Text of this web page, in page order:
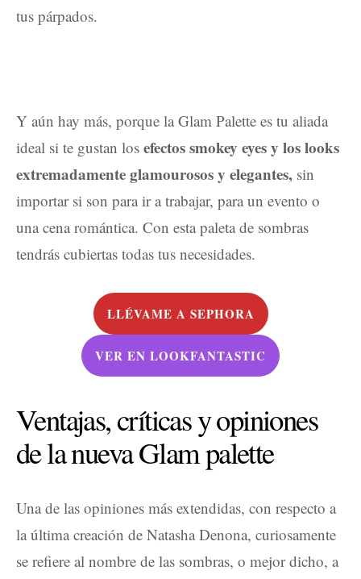
tus párpados.
Y aún hay más, porque la Glam Palette es tu aliada
ideal si te gustan los efectos smokey eyes y los looks
extremadamente glamourosos y elegantes, sin
importar si son para ir a trabajar, para un evento o
una cena romántica. Con esta paleta de sombras
tendrás cubiertas todas tus necesidades.
LLÉVAME A SEPHORA
VER EN LOOKFANTASTIC
Ventajas, críticas y opiniones
de la nueva Glam palette
Una de las opiniones más extendidas, con respecto a
la última creación de Natasha Denona, curiosamente
se refiere al nombre de las sombras, o mejor dicho, a